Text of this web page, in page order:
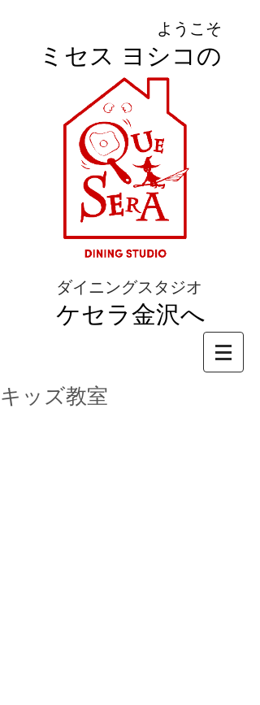
ようこそ
ミセス ヨシコの
ダイニングスタジオ
ケセラ金沢へ
キッズ教室